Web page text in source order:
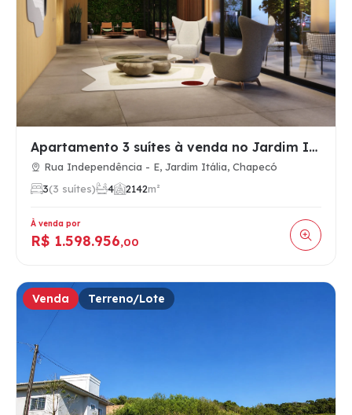
Apartamento 3 suítes à venda no Jardim Itália, Chapecó SC, e…
Rua Independência - E, Jardim Itália, Chapecó
3(3 suítes) 4 2142m²
À venda por
R$ 1.598.956,00
Venda Terreno/Lote